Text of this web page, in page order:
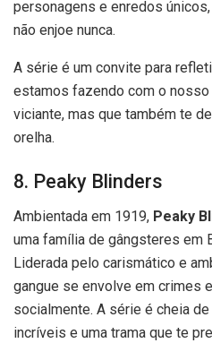
personagens e enredos
não enjoe nunca.
A série é um convite para
estamos fazendo com o nosso
viciante, mas que também te
orelha.
8. Peaky Blinders
Ambientada em 1919, Peaky
uma família de gângsteres em
Liderada pelo carismático e
gangue se envolve em crimes
socialmente. A série é cheia
incríveis e uma trama que te